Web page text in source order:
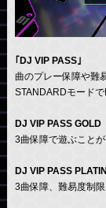
｢DJ VIP PASS｣
曲のプレー保障や難
STANDARDモードで
DJ VIP PASS GOLD
3曲保障で遊ぶこと
DJ VIP PASS
3曲保障、難易度制